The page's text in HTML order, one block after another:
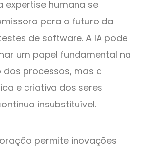
expertise humana se
para o futuro da
de software. A IA pode
um papel fundamental na
dos processos, mas a
e criativa dos seres
insubstituível.
permite inovações